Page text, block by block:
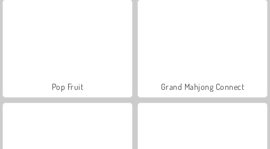
Pop Fruit Grand Mahjong Connect